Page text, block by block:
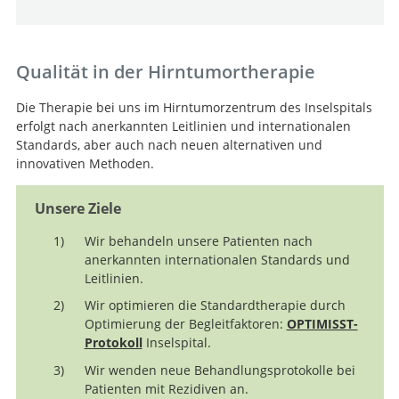
Qualität in der Hirntumortherapie
Die Therapie bei uns im Hirntumorzentrum des Inselspitals
erfolgt nach anerkannten Leitlinien und internationalen
Standards, aber auch nach neuen alternativen und
innovativen Methoden.
Unsere Ziele
Wir behandeln unsere Patienten nach
anerkannten internationalen Standards und
Leitlinien.
Wir optimieren die Standardtherapie durch
Optimierung der Begleitfaktoren: OPTIMISST-
ProtokollInselspital.
Wir wenden neue Behandlungsprotokolle bei
Patienten mit Rezidiven an.